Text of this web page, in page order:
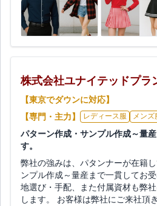
株式会社ユナイテッドプラ
【東京でダウンに対応】
【専門・主力】
レディース服 メンズ
パターン作成・サンプル作成～量
す。
弊社の強みは、パタンナーが在籍
ンプル作成～量産まで一貫してお
地選び・手配、また付属資材も弊
します。 お客様は弊社にご来社頂